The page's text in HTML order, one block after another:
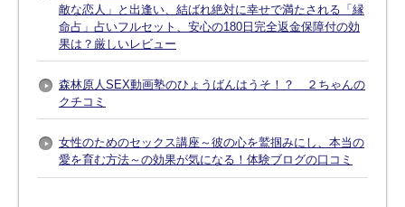
敵な恋人」と出逢い、結ばれ絶対に幸せで満たされる「縁
命占」占いフルセット、安心の180日完全返金保障付の効
果は？厳しいレビュー
森林原人SEX動画塾のひょうばんはうそ！？ ２ちゃんの
クチコミ
女性のためのセックス講座～彼の心を鷲掴みにし、本当の
愛を育む方法～の効果が気になる！体験ブログの口コミ